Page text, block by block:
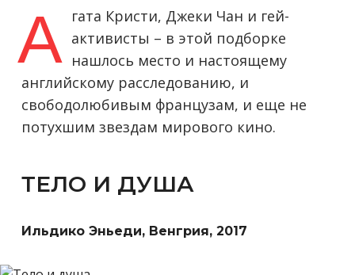
А гата Кристи, Джеки Чан и гей-
активисты – в этой подборке
нашлось место и настоящему
английскому расследованию, и
свободолюбивым французам, и еще не
потухшим звездам мирового кино.
ТЕЛО И ДУША
Ильдико Эньеди, Венгрия, 2017